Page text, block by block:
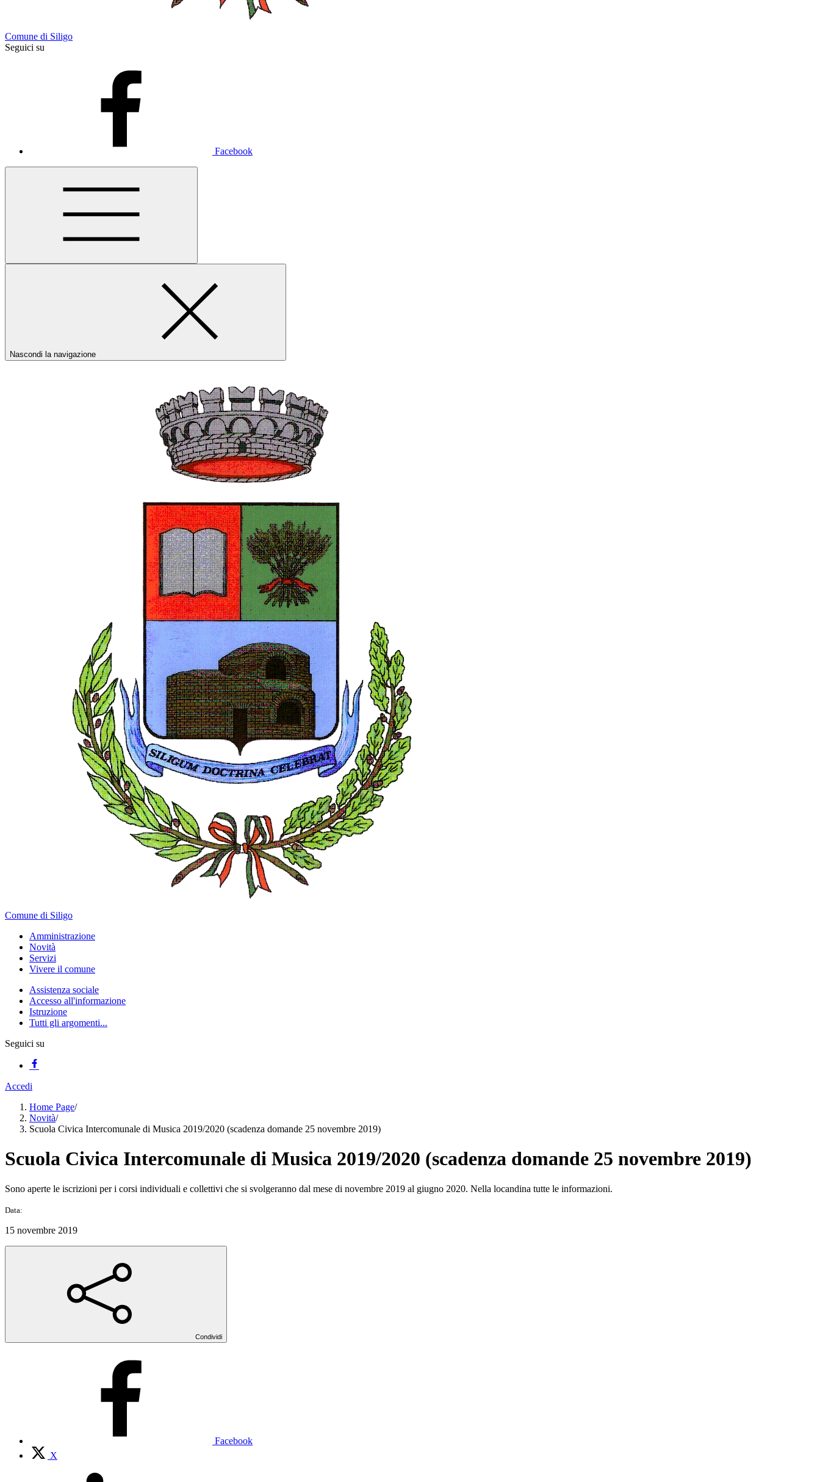
Comune di Siligo
Seguici su
Facebook
Nascondi la navigazione
Comune di Siligo
Amministrazione
Novità
Servizi
Vivere il comune
Assistenza sociale
Accesso all'informazione
Istruzione
Tutti gli argomenti...
Seguici su
Accedi
Home Page/
Novità/
Scuola Civica Intercomunale di Musica 2019/2020 (scadenza domande 25 novembre 2019)
Scuola Civica Intercomunale di Musica 2019/2020 (scadenza domande 25 novembre 2019)
Sono aperte le iscrizioni per i corsi individuali e collettivi che si svolgeranno dal mese di novembre 2019 al giugno 2020. Nella locandina tutte le informazioni.
Data:
15 novembre 2019
Condividi
Facebook
X